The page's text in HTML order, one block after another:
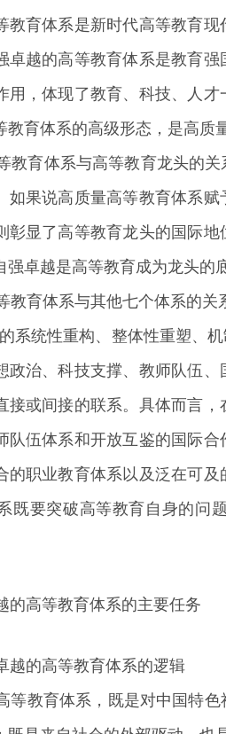
教育体系是新时代高等教育
卓越的高等教育体系是教育
用，体现了教育、科技、人
育体系的高级形态，是高质
教育体系与高等教育龙头的
如果说高质量高等教育体系
彰显了高等教育龙头的国际
卓越是高等教育成为龙头的
教育体系与其他七个体系的
系统性重构、整体性重塑、
政治、科技支撑、教师队伍
接或间接的联系。具体而言
队伍体系和开放互鉴的国际
的职业教育体系以及泛在可
既要突破高等教育自身的问
的高等教育体系的主要任务
越的高等教育体系的逻辑
等教育体系，既是对中国特